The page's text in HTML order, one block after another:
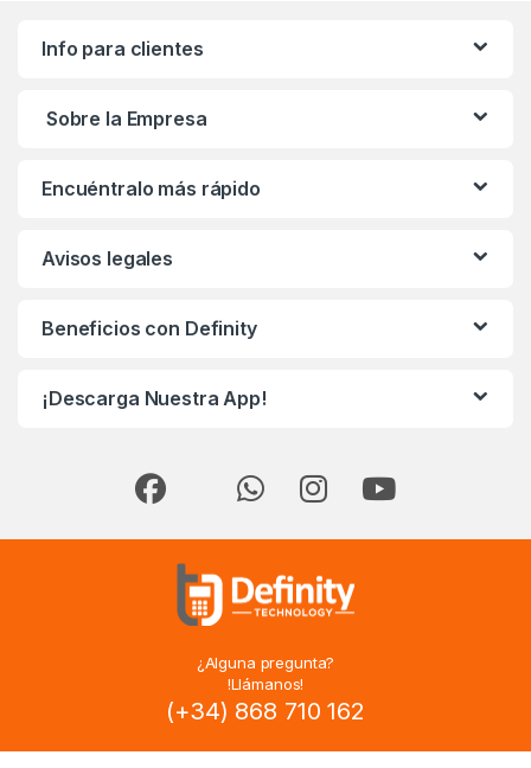
Info para clientes
Sobre la Empresa
Encuéntralo más rápido
Avisos legales
Beneficios con Definity
¡Descarga Nuestra App!
¿Alguna pregunta?
!Llámanos!
(+34) 868 710 162